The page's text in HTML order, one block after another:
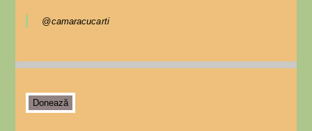
@camaracucarti
Donează